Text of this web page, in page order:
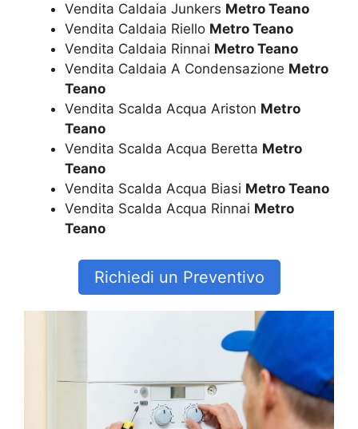
Vendita Caldaia Junkers Metro Teano
Vendita Caldaia Riello Metro Teano
Vendita Caldaia Rinnai Metro Teano
Vendita Caldaia A Condensazione Metro
Teano
Vendita Scalda Acqua Ariston Metro
Teano
Vendita Scalda Acqua Beretta Metro
Teano
Vendita Scalda Acqua Biasi Metro Teano
Vendita Scalda Acqua Rinnai Metro
Teano
Richiedi un Preventivo